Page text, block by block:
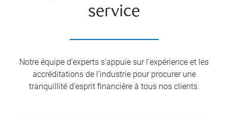
service
Notre équipe d’experts s’appuie sur l’expérience et les
accréditations de l’industrie pour procurer une
tranquillité d’esprit financière à tous nos clients.